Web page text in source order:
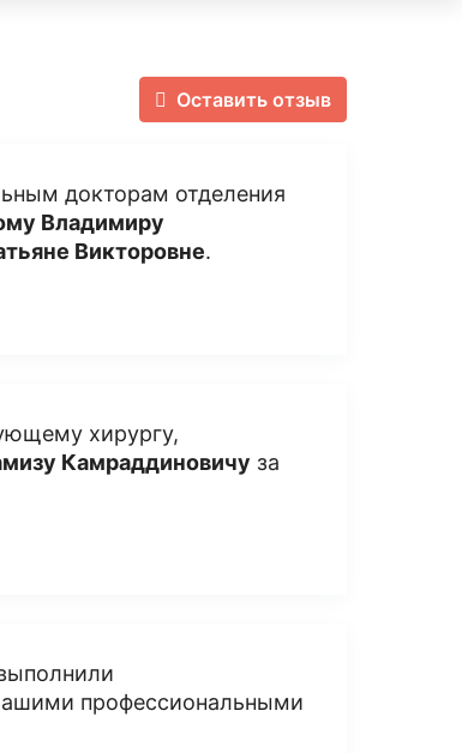
Оставить отзыв
докторам отделения
Владимиру
Викторовне.
хирургу,
Камраддиновичу за
профессиональными